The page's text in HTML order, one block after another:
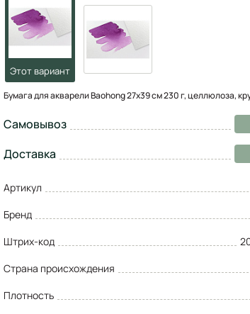
Бумага для акварели Baohong 27х39 см 230 г, целлюлоза,
Самовывоз
Доставка
Артикул
Бренд
Штрих-код
Страна происхождения
Плотность